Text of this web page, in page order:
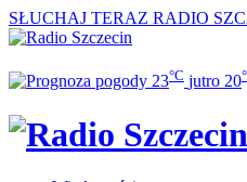
SŁUCHAJ TERAZ RADIO
23°C jutro 20